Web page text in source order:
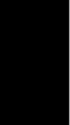
Medalie)) y
Bette Davis (u))